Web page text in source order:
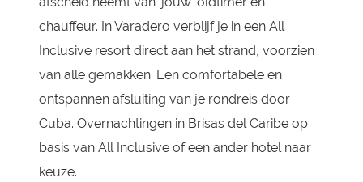
chauffeur. In Varadero verblijf je in een All
Inclusive resort direct aan het strand, voorzien
van alle gemakken. Een comfortabele en
ontspannen afsluiting van je rondreis door
Cuba. Overnachtingen in Brisas del Caribe op
basis van All Inclusive of een ander hotel naar
keuze.